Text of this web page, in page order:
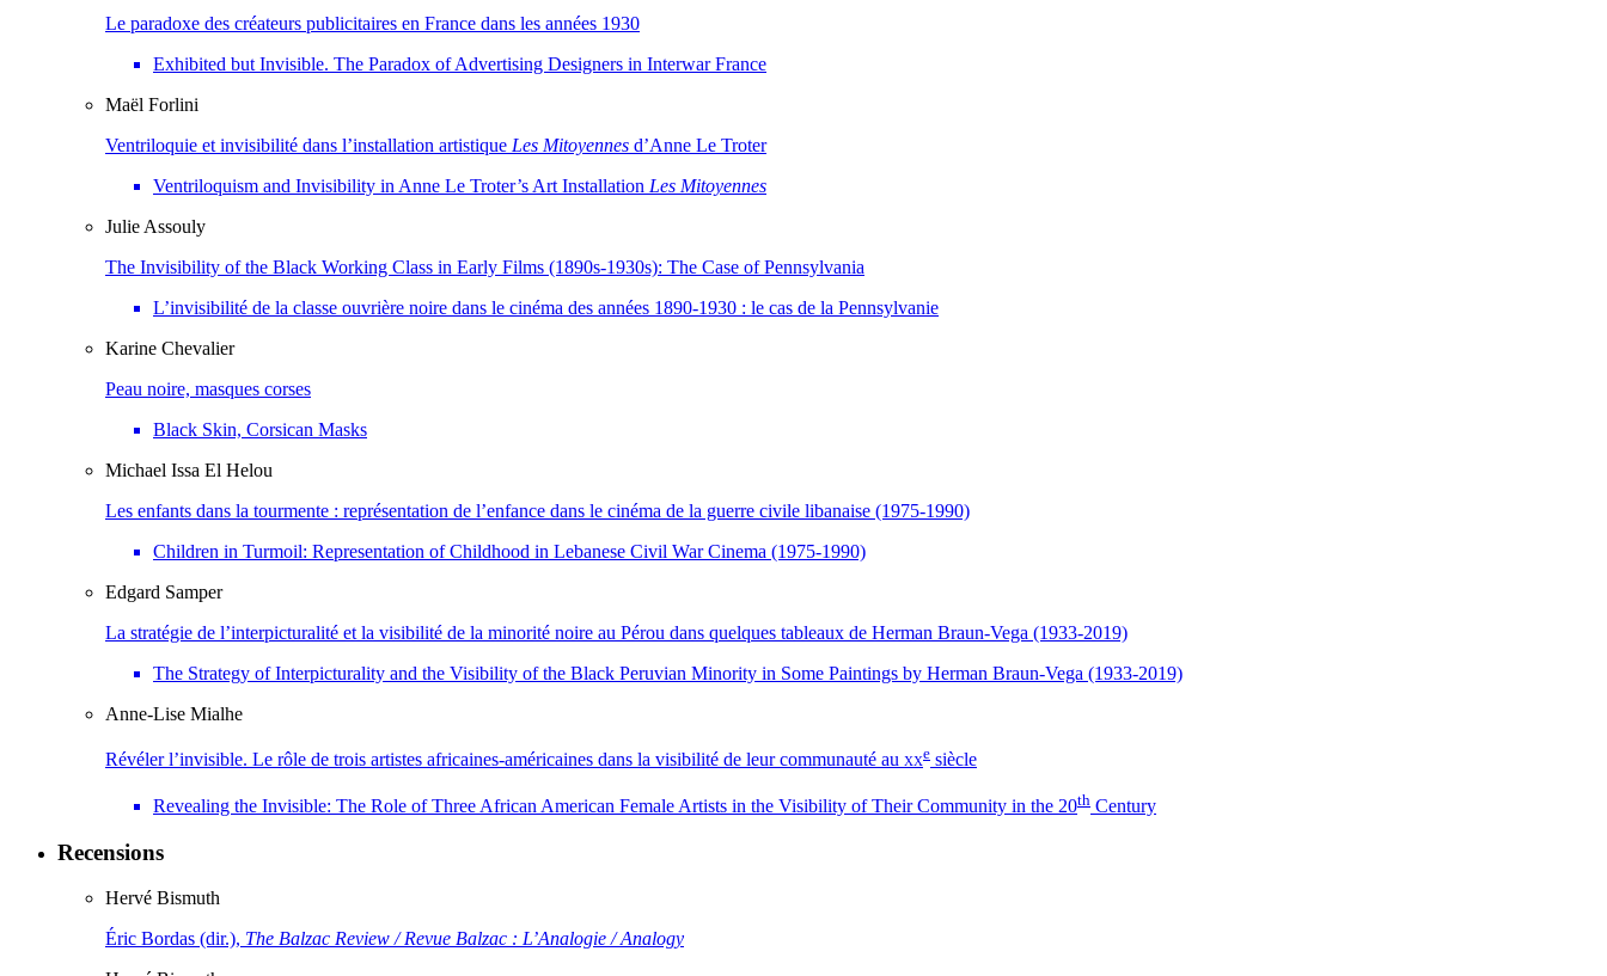
Le paradoxe des créateurs publicitaires en France dans les années 1930
Exhibited but Invisible. The Paradox of Advertising Designers in Interwar France
Maël Forlini
Ventriloquie et invisibilité dans l’installation artistique Les Mitoyennes d’Anne Le Troter
Ventriloquism and Invisibility in Anne Le Troter’s Art Installation Les Mitoyennes
Julie Assouly
The Invisibility of the Black Working Class in Early Films (1890s-1930s): The Case of Pennsylvania
L’invisibilité de la classe ouvrière noire dans le cinéma des années 1890-1930 : le cas de la Pennsylvanie
Karine Chevalier
Peau noire, masques corses
Black Skin, Corsican Masks
Michael Issa El Helou
Les enfants dans la tourmente : représentation de l’enfance dans le cinéma de la guerre civile libanaise (1975-1990)
Children in Turmoil: Representation of Childhood in Lebanese Civil War Cinema (1975-1990)
Edgard Samper
La stratégie de l’interpicturalité et la visibilité de la minorité noire au Pérou dans quelques tableaux de Herman Braun-Vega (1933-2019)
The Strategy of Interpicturality and the Visibility of the Black Peruvian Minority in Some Paintings by Herman Braun-Vega (1933-2019)
Anne-Lise Mialhe
Révéler l’invisible. Le rôle de trois artistes africaines-américaines dans la visibilité de leur communauté au xxe siècle
Revealing the Invisible: The Role of Three African American Female Artists in the Visibility of Their Community in the 20th Century
Recensions
Hervé Bismuth
Éric Bordas (dir.), The Balzac Review / Revue Balzac : L’Analogie / Analogy